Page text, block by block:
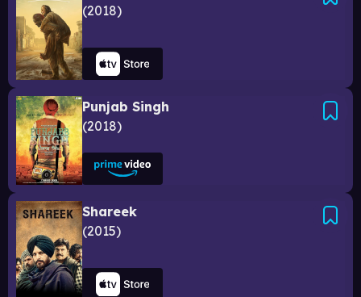
2018
Punjab Singh
2018
Shareek
2015